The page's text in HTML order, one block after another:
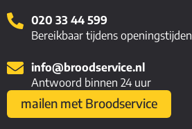
020 33 44 599
Bereikbaar tijdens openingstijden
info@broodservice.nl
Antwoord binnen 24 uur
mailen met Broodservice